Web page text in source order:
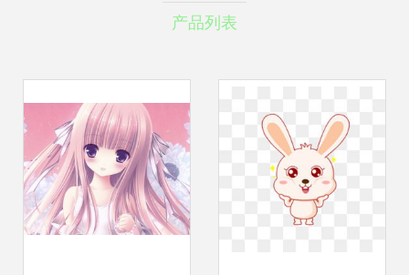
产品列表